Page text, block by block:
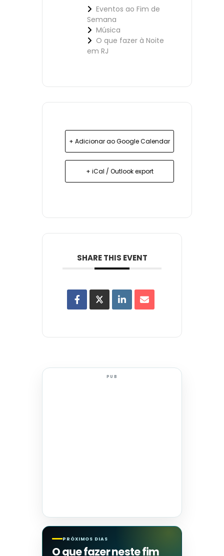
Eventos ao Fim de
Semana
Música
O que fazer à Noite
em RJ
+ Adicionar ao Google Calendar
+ iCal / Outlook export
SHARE THIS EVENT
PUB
PRÓXIMOS DIAS
O que fazer neste fim